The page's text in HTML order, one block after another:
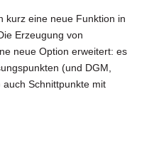
kurz eine neue Funktion in
Erzeugung von
neue Option erweitert: es
(und DGM,
Schnittpunkte mit